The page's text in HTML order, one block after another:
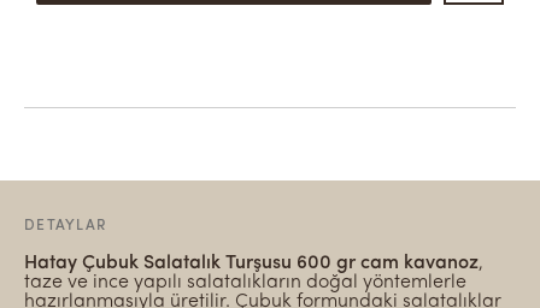
DETAYLAR
Hatay Çubuk Salatalık Turşusu 600 gr cam kavanoz,
taze ve ince yapılı salatalıkların doğal yöntemlerle
hazırlanmasıyla üretilir. Çubuk formundaki salatalıklar